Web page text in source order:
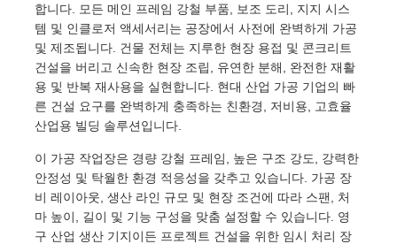
집
제품
우리 에 관한 것
합니다. 모든 메인 프레임 강철 부품, 보조 도리, 지지 시스
템 및 인클로저 액세서리는 공장에서 사전에 완벽하게 가공
및 제조됩니다. 건물 전체는 지루한 현장 용접 및 콘크리트
건설을 버리고 신속한 현장 조립, 유연한 분해, 완전한 재활
용 및 반복 재사용을 실현합니다. 현대 산업 가공 기업의 빠
른 건설 요구를 완벽하게 충족하는 친환경, 저비용, 고효율
산업용 빌딩 솔루션입니다.
이 가공 작업장은 경량 강철 프레임, 높은 구조 강도, 강력한
안정성 및 탁월한 환경 적응성을 갖추고 있습니다. 가공 장
비 레이아웃, 생산 라인 규모 및 현장 조건에 따라 스팬, 처
마 높이, 길이 및 기능 구성을 맞춤 설정할 수 있습니다. 영
구 산업 생산 기지이든 프로젝트 건설을 위한 임시 처리 장